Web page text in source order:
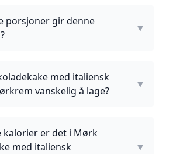
porsjoner gir denne
▼
med italiensk
vanskelig å lage?
▼
kalorier er det i Mørk
med italiensk
▼